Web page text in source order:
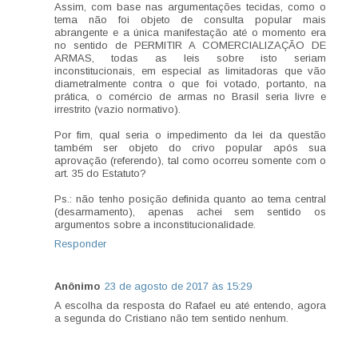
Assim, com base nas argumentações tecidas, como o
tema não foi objeto de consulta popular mais
abrangente e a única manifestação até o momento era
no sentido de PERMITIR A COMERCIALIZAÇÃO DE
ARMAS, todas as leis sobre isto seriam
inconstitucionais, em especial as limitadoras que vão
diametralmente contra o que foi votado, portanto, na
prática, o comércio de armas no Brasil seria livre e
irrestrito (vazio normativo).
Por fim, qual seria o impedimento da lei da questão
também ser objeto do crivo popular após sua
aprovação (referendo), tal como ocorreu somente com o
art. 35 do Estatuto?
Ps.: não tenho posição definida quanto ao tema central
(desarmamento), apenas achei sem sentido os
argumentos sobre a inconstitucionalidade.
Responder
Anônimo 23 de agosto de 2017 às 15:29
A escolha da resposta do Rafael eu até entendo, agora
a segunda do Cristiano não tem sentido nenhum.